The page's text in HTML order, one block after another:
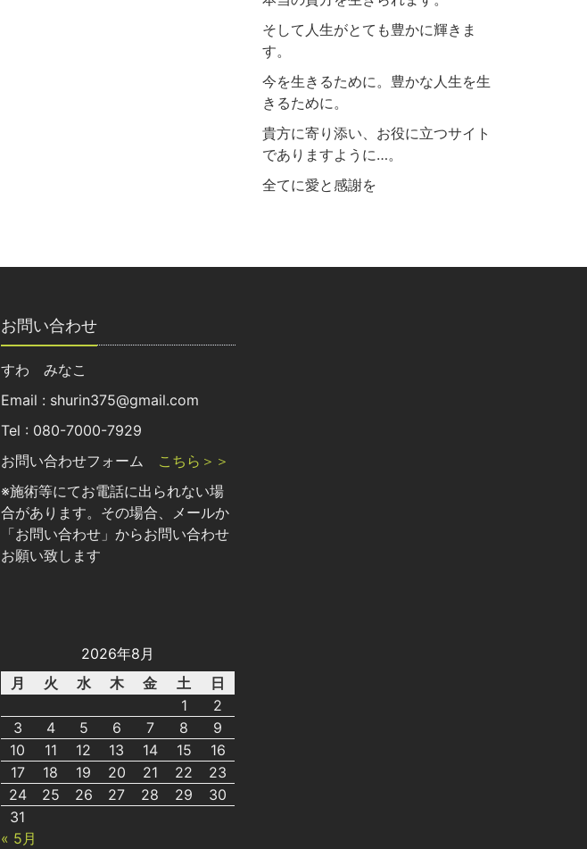
そして人生がとても豊かに輝きま
す。
今を生きるために。豊かな人生を生
きるために。
貴方に寄り添い、お役に立つサイト
でありますように…。
全てに愛と感謝を
お問い合わせ
すわ みなこ
Email : shurin375@gmail.com
Tel : 080-7000-7929
お問い合わせフォーム こちら＞＞
※施術等にてお電話に出られない場
合があります。その場合、メールか
「お問い合わせ」からお問い合わせ
お願い致します
2026年8月
月
火 水 木 金 土
日
1
2
3
4 5 6 7 8
9
10
11 12 13 14 15
16
17
18 19 20 21 22
23
24
25 26 27 28 29
30
31
« 5月